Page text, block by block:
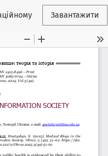
статті Завантажити